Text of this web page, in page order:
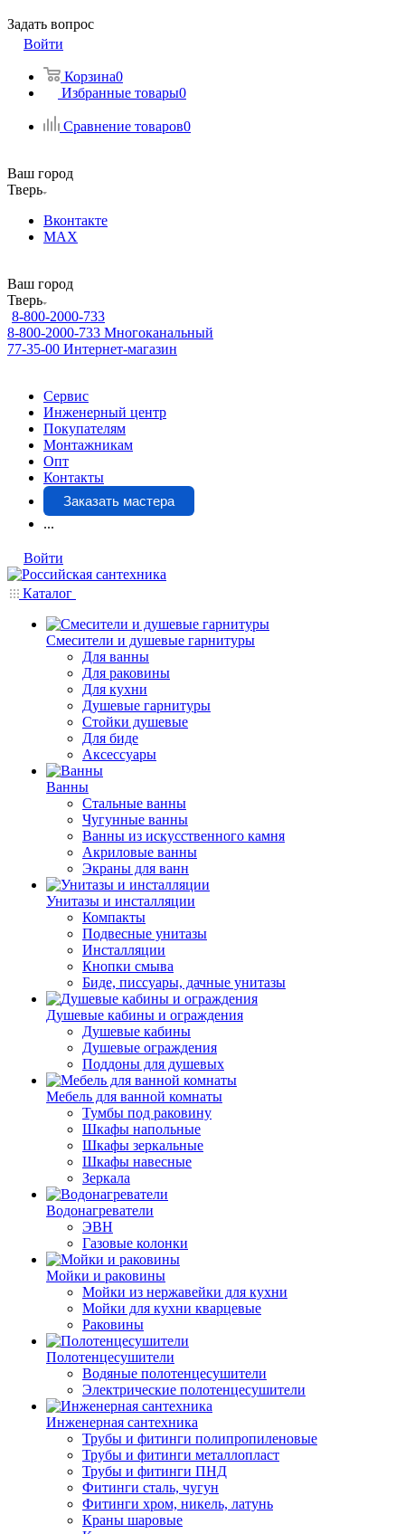
Задать вопрос
Войти
Корзина0
Избранные товары0
Сравнение товаров0
Ваш город
Тверь
Вконтакте
MAX
Ваш город
Тверь
8-800-2000-733
8-800-2000-733 Многоканальный
77-35-00 Интернет-магазин
Сервис
Инженерный центр
Покупателям
Монтажникам
Опт
Контакты
Заказать мастера
...
Войти
Каталог
Смесители и душевые гарнитуры
Для ванны
Для раковины
Для кухни
Душевые гарнитуры
Стойки душевые
Для биде
Аксессуары
Ванны
Стальные ванны
Чугунные ванны
Ванны из искусственного камня
Акриловые ванны
Экраны для ванн
Унитазы и инсталляции
Компакты
Подвесные унитазы
Инсталляции
Кнопки смыва
Биде, писсуары, дачные унитазы
Душевые кабины и ограждения
Душевые кабины
Душевые ограждения
Поддоны для душевых
Мебель для ванной комнаты
Тумбы под раковину
Шкафы напольные
Шкафы зеркальные
Шкафы навесные
Зеркала
Водонагреватели
ЭВН
Газовые колонки
Мойки и раковины
Мойки из нержавейки для кухни
Мойки для кухни кварцевые
Раковины
Полотенцесушители
Водяные полотенцесушители
Электрические полотенцесушители
Инженерная сантехника
Трубы и фитинги полипропиленовые
Трубы и фитинги металлопласт
Трубы и фитинги ПНД
Фитинги сталь, чугун
Фитинги хром, никель, латунь
Краны шаровые